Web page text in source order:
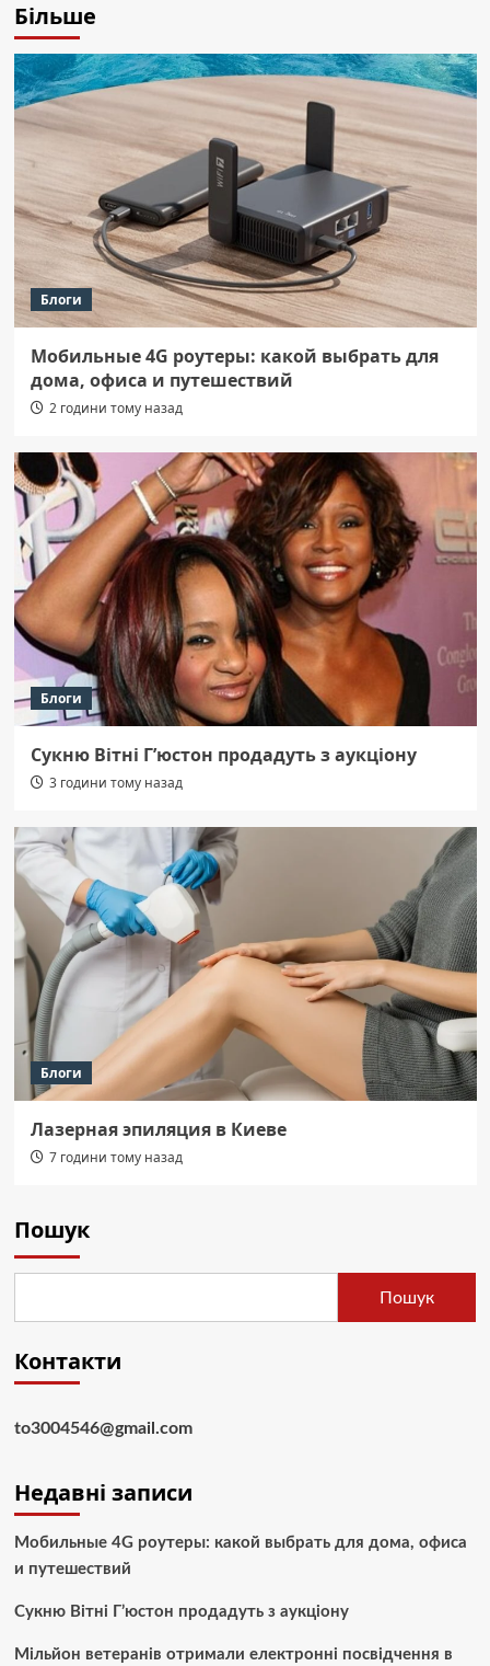
Більше
Блоги
Мобильные 4G роутеры: какой выбрать для
дома, офиса и путешествий
2 години тому назад
Блоги
Сукню Вітні Г’юстон продадуть з аукціону
3 години тому назад
Блоги
Лазерная эпиляция в Киеве
7 години тому назад
Пошук
Пошук
Контакти
to3004546@gmail.com
Недавні записи
Мобильные 4G роутеры: какой выбрать для дома, офиса
и путешествий
Сукню Вітні Г’юстон продадуть з аукціону
Мільйон ветеранів отримали електронні посвідчення в